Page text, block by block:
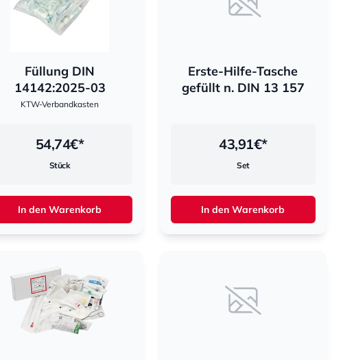
Füllung DIN
14142:2025-03
KTW-Verbandkasten
54,74€*
Stück
In den Warenkorb
Erste-Hilfe-Tasche
gefüllt n. DIN 13 157
43,91€*
Set
In den Warenkorb